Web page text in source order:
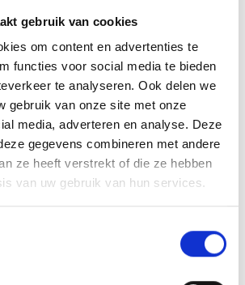
gebruik van cookies
om content en advertenties te
functies voor social media te bieden
te analyseren. Ook delen we
gebruik van onze site met onze
media, adverteren en analyse. Deze
gegevens combineren met andere
ze heeft verstrekt of die ze hebben
van uw gebruik van hun services.
Top Events
NUTTIG VOOR U?